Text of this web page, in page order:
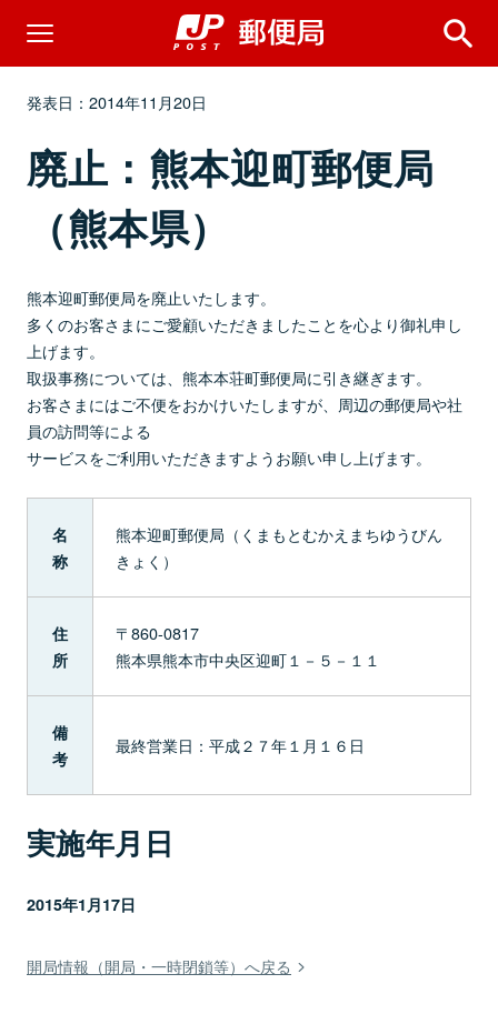
発表日：2014年11月20日
廃止：熊本迎町郵便局
（熊本県）
熊本迎町郵便局を廃止いたします。
多くのお客さまにご愛顧いただきましたことを心より御礼申し
上げます。
取扱事務については、熊本本荘町郵便局に引き継ぎます。
お客さまにはご不便をおかけいたしますが、周辺の郵便局や社
員の訪問等による
サービスをご利用いただきますようお願い申し上げます。
名
称
熊本迎町郵便局（くまもとむかえまちゆうびん
きょく）
住
所
〒860-0817
熊本県熊本市中央区迎町１－５－１１
備
考
最終営業日：平成２７年１月１６日
実施年月日
2015年1月17日
開局情報（開局・一時閉鎖等）へ戻る